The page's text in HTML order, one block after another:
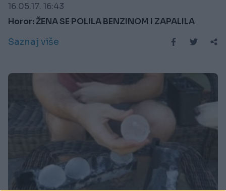
16.05.17. 16:43
Horor: ŽENA SE POLILA BENZINOM I ZAPALILA
Saznaj više